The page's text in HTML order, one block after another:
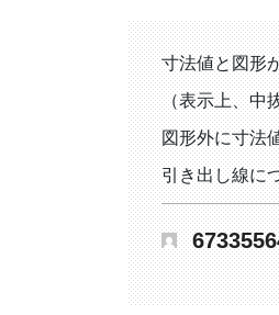
寸法値と図形
（表示上、中
図形外に寸法
引き出し線に